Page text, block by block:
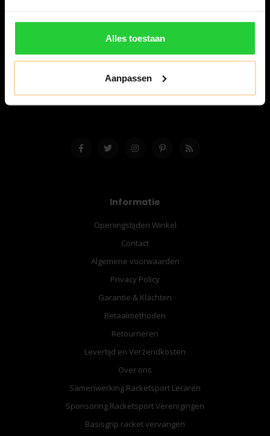
Alles toestaan
Aanpassen
8224 AA Lelystad
06-57276080
info@bespanracket.nl
Informatie
Openingstijden Winkel
Contact
Algemene voorwaarden
Privacy Policy
Garantie & Klachten
Betaalmethoden
Retourneren
Levertijd en Verzendkosten
Over ons
Samenwerking Racketsport Leraren
Sponsoring Racketsport Verenigingen
Basisgrip racket vervangen